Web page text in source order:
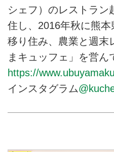
シェフ）のレストラン
住し、2016年秋に熊
移り住み、農業と週末
まキュッフェ」を営ん
https://
インスタグラム